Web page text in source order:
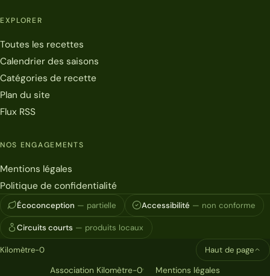
EXPLORER
Toutes les recettes
Calendrier des saisons
Catégories de recette
Plan du site
Flux RSS
NOS ENGAGEMENTS
Mentions légales
Politique de confidentialité
Écoconception — partielle Accessibilité — non conforme
Circuits courts — produits locaux
Kilomètre-0
Association Kilomètre-0 Mentions légales
Haut de page